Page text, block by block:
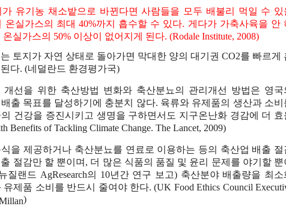
가 유기농 채소밭으로 바뀐다면 사람들을 모두 배불리 먹일 수 있
온실가스의 최대 40%까지 흡수할 수 있다. 게다가 가축사육을 안
온실가스의 50% 이상이 없어지게 된다. (Rodale Institute, 2008)
토지가 자연 상태로 돌아가면 막대한 양의 대기권 CO2를 빠르게
된다. (네덜란드 환경평가국)
개선을 위한 축산방법 변화와 축산분뇨의 관리개선 방법은 영국
배출 목표를 달성하기에 충분치 않다. 육류와 유제품의 생산과 소비
건강을 증진시키고 생명을 구하면서도 지구온난화 경감에 더 효
Benefits of Tackling Climate Change. The Lancet, 2009)
을 제공하거나 축산분뇨를 연료로 이용하는 등의 축산업 배출 절
절감만 할 뿐이며 , 더 많은 식품의 품질 및 윤리 문제를 야기할 뿐
질랜드 AgResearch의 10년간 연구 보고) 축산분야 배출량을 최소
유제품 소비를 반드시 줄여야 한다. (UK Food Ethics Council
)